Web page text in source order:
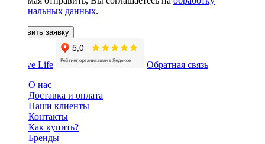
персональных данных.
Оставить заявку
Обратная связь
О нас
Доставка и оплата
Наши клиенты
Контакты
Как купить?
Бренды